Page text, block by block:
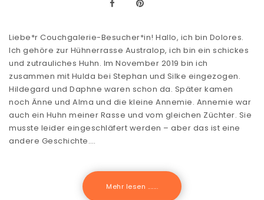
Liebe*r Couchgalerie-Besucher*in! Hallo, ich bin Dolores.
Ich gehöre zur Hühnerrasse Australop, ich bin ein schickes
und zutrauliches Huhn. Im November 2019 bin ich
zusammen mit Hulda bei Stephan und Silke eingezogen.
Hildegard und Daphne waren schon da. Später kamen
noch Änne und Alma und die kleine Annemie. Annemie war
auch ein Huhn meiner Rasse und vom gleichen Züchter. Sie
musste leider eingeschläfert werden – aber das ist eine
andere Geschichte.…
Mehr lesen .......